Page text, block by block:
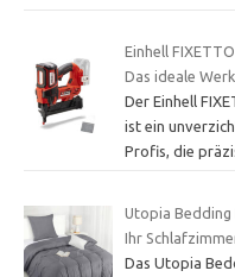
Einhell
Das ideale
Der Einhell
ist ein
Profis, die
Utopia
Ihr
Das Utopia